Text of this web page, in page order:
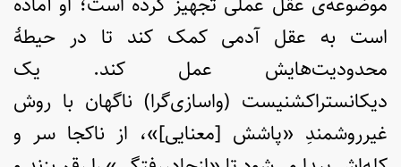
است به عقل آدمی کمک کند تا در حیطۀ
محدودیت‌هایش عمل کند. یک
دیکانستراکشنیست (واسازی‌گرا) ناگهان با روش
غیرروشمندِ «پاشش [معنایی]»، از ناکجا سر و